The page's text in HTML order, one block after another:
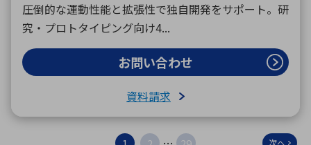
圧倒的な運動性能と拡張性で独自開発をサポート。研
究・プロトタイピング向け4...
お問い合わせ
資料請求
次へ